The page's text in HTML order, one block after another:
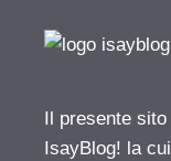
Il presente
IsayBlog! la